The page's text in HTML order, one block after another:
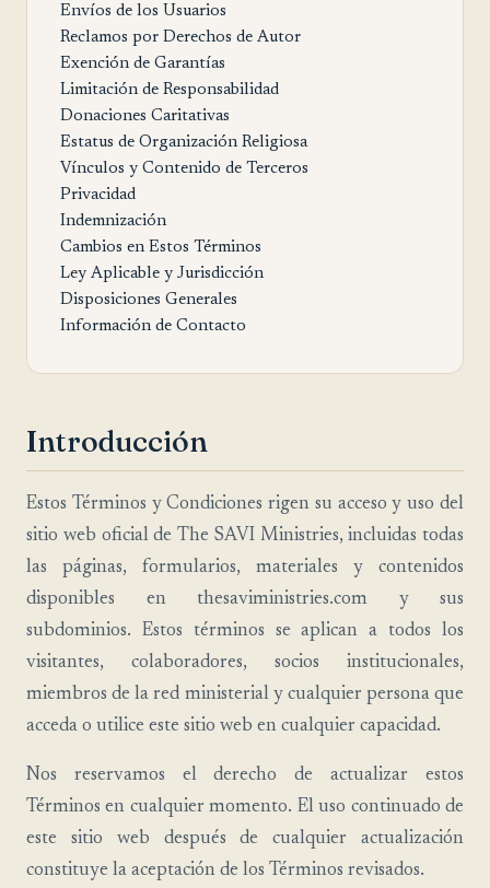
Envíos de los Usuarios
Reclamos por Derechos de Autor
Exención de Garantías
Limitación de Responsabilidad
Donaciones Caritativas
Estatus de Organización Religiosa
Vínculos y Contenido de Terceros
Privacidad
Indemnización
Cambios en Estos Términos
Ley Aplicable y Jurisdicción
Disposiciones Generales
Información de Contacto
Introducción
Estos Términos y Condiciones rigen su acceso y uso del
sitio web oficial de The SAVI Ministries, incluidas todas
las páginas, formularios, materiales y contenidos
disponibles en thesaviministries.com y sus
subdominios. Estos términos se aplican a todos los
visitantes, colaboradores, socios institucionales,
miembros de la red ministerial y cualquier persona que
acceda o utilice este sitio web en cualquier capacidad.
Nos reservamos el derecho de actualizar estos
Términos en cualquier momento. El uso continuado de
este sitio web después de cualquier actualización
constituye la aceptación de los Términos revisados.